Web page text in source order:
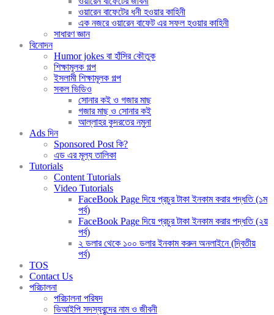
ওয়ারেন বাফেটের ধনী হওয়ার কাহিনী
এক নজরে ওয়ারেন বাফেট এর সফল হওয়ার কাহিনী
সাধারণ জ্ঞান
বিনোদন
Humor jokes বা হাঁসির কৌতুক
শিক্ষামূলক গল্প
ইসলামী শিক্ষামূলক গল্প
সকল ভিডিও
সোনার কই ও গজার মাছ
গজার মাছ ও সোনার কই
আল্লাহর কুদরতের নমুনা
Ads দিন
Sponsored Post কি?
এড এর মূল্য তালিকা
Tutorials
Content Tutorials
Video Tutorials
FaceBook Page দিয়ে প্রচুর টাকা ইনকাম করার পদ্ধতি (১ম
পর্ব)
FaceBook Page দিয়ে প্রচুর টাকা ইনকাম করার পদ্ধতি (২য়
পর্ব)
২ ডলার থেকে ১০০ ডলার ইনকাম করুন অনলাইনে (দ্বিতীয়
পর্ব)
TOS
Contact Us
পরিচালনা
পরিচালনা পরিষদ
ভিআইপি সদস্যবৃন্দের নাম ও জীবনী